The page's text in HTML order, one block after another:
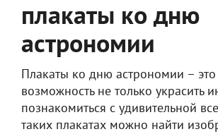
плакаты ко дню
астрономии
Плакаты ко дню астрономии – это
возможность не только украсить
познакомиться с удивительной
таких плакатах можно найти